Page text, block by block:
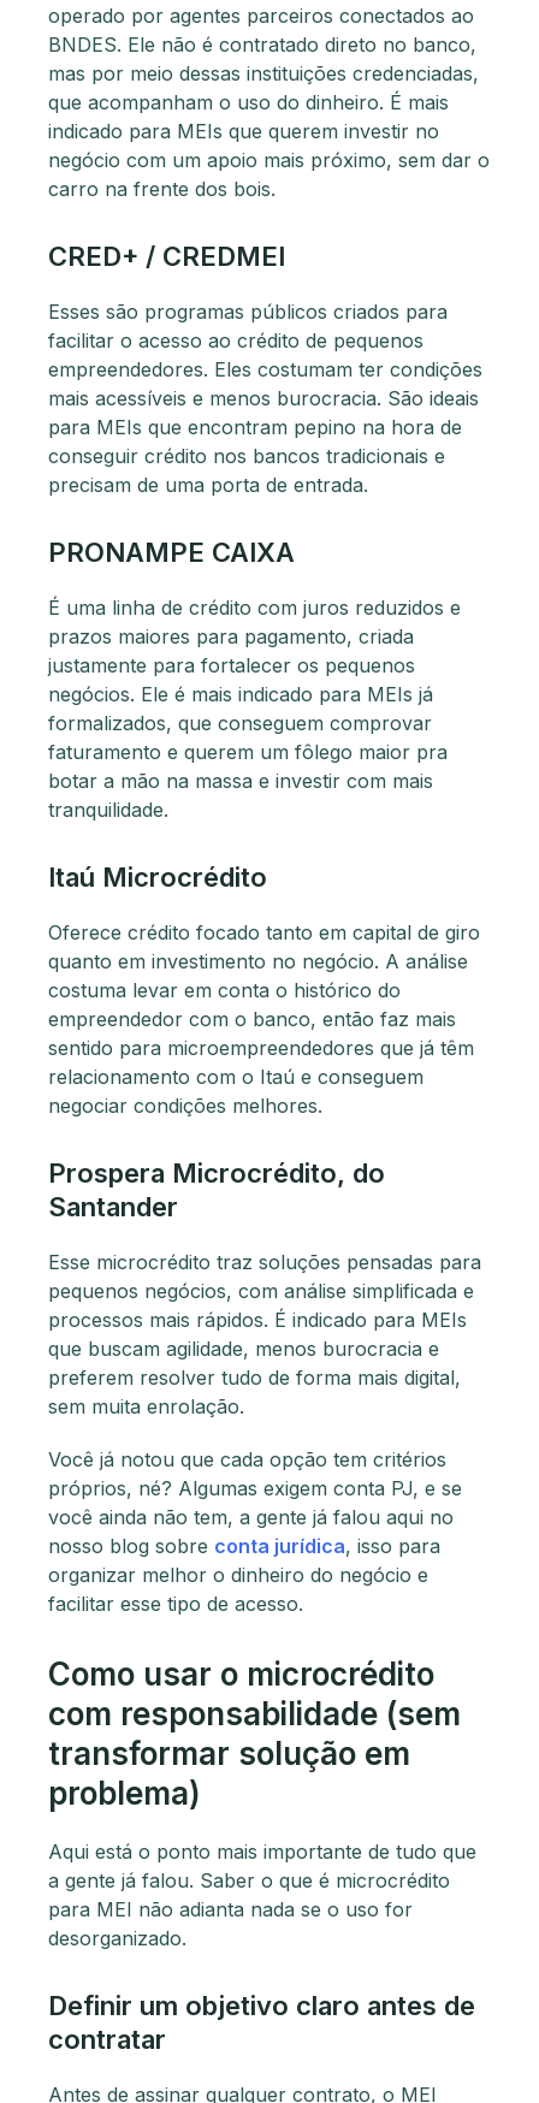
operado por agentes parceiros conectados ao
BNDES. Ele não é contratado direto no banco,
mas por meio dessas instituições credenciadas,
que acompanham o uso do dinheiro. É mais
indicado para MEIs que querem investir no
negócio com um apoio mais próximo, sem dar o
carro na frente dos bois.
CRED+ / CREDMEI
Esses são programas públicos criados para
facilitar o acesso ao crédito de pequenos
empreendedores. Eles costumam ter condições
mais acessíveis e menos burocracia. São ideais
para MEIs que encontram pepino na hora de
conseguir crédito nos bancos tradicionais e
precisam de uma porta de entrada.
PRONAMPE CAIXA
É uma linha de crédito com juros reduzidos e
prazos maiores para pagamento, criada
justamente para fortalecer os pequenos
negócios. Ele é mais indicado para MEIs já
formalizados, que conseguem comprovar
faturamento e querem um fôlego maior pra
botar a mão na massa e investir com mais
tranquilidade.
Itaú Microcrédito
Oferece crédito focado tanto em capital de giro
quanto em investimento no negócio. A análise
costuma levar em conta o histórico do
empreendedor com o banco, então faz mais
sentido para microempreendedores que já têm
relacionamento com o Itaú e conseguem
negociar condições melhores.
Prospera Microcrédito, do
Santander
Esse microcrédito traz soluções pensadas para
pequenos negócios, com análise simplificada e
processos mais rápidos. É indicado para MEIs
que buscam agilidade, menos burocracia e
preferem resolver tudo de forma mais digital,
sem muita enrolação.
Você já notou que cada opção tem critérios
próprios, né? Algumas exigem conta PJ, e se
você ainda não tem, a gente já falou aqui no
nosso blog sobre conta jurídica, isso para
organizar melhor o dinheiro do negócio e
facilitar esse tipo de acesso.
Como usar o microcrédito
com responsabilidade (sem
transformar solução em
problema)
Aqui está o ponto mais importante de tudo que
a gente já falou. Saber o que é microcrédito
para MEI não adianta nada se o uso for
desorganizado.
Definir um objetivo claro antes de
contratar
Antes de assinar qualquer contrato, o MEI